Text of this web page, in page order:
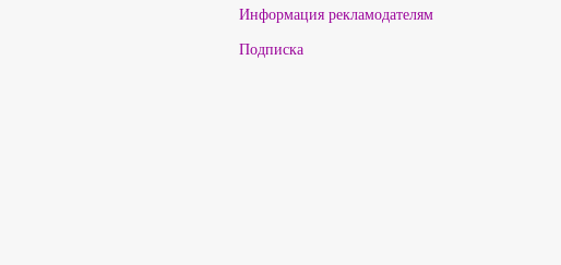
Информация рекламодателям
Подписка